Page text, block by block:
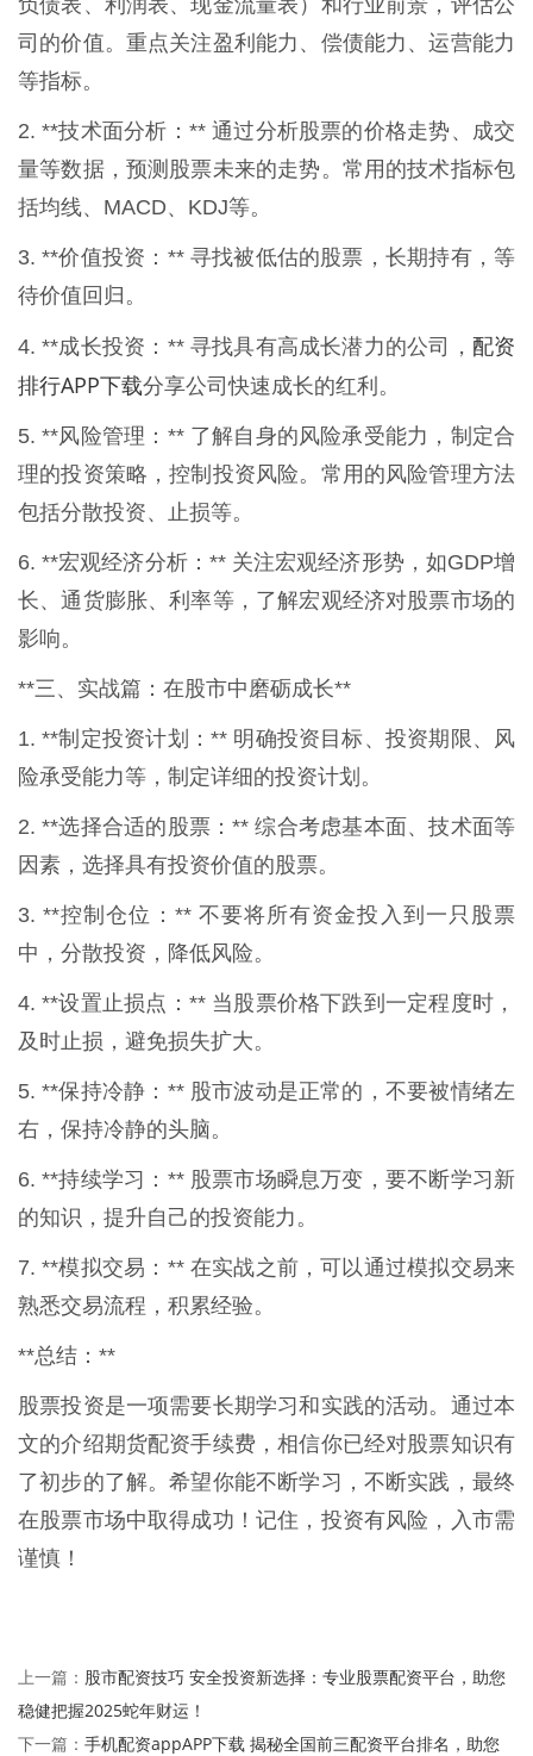
司的价值。重点关注盈利能力、偿债能力、运营能力
等指标。
2. **技术面分析：** 通过分析股票的价格走势、成交
量等数据，预测股票未来的走势。常用的技术指标包
括均线、MACD、KDJ等。
3. **价值投资：** 寻找被低估的股票，长期持有，等
待价值回归。
4. **成长投资：** 寻找具有高成长潜力的公司， 配资
排行APP下载分享公司快速成长的红利。
5. **风险管理：** 了解自身的风险承受能力，制定合
理的投资策略，控制投资风险。常用的风险管理方法
包括分散投资、止损等。
6. **宏观经济分析：** 关注宏观经济形势，如GDP增
长、通货膨胀、利率等，了解宏观经济对股票市场的
影响。
**三、实战篇：在股市中磨砺成长**
1. **制定投资计划：** 明确投资目标、投资期限、风
险承受能力等，制定详细的投资计划。
2. **选择合适的股票：** 综合考虑基本面、技术面等
因素，选择具有投资价值的股票。
3. **控制仓位：** 不要将所有资金投入到一只股票
中，分散投资，降低风险。
4. **设置止损点：** 当股票价格下跌到一定程度时，
及时止损，避免损失扩大。
5. **保持冷静：** 股市波动是正常的，不要被情绪左
右，保持冷静的头脑。
6. **持续学习：** 股票市场瞬息万变，要不断学习新
的知识，提升自己的投资能力。
7. **模拟交易：** 在实战之前，可以通过模拟交易来
熟悉交易流程，积累经验。
**总结：**
股票投资是一项需要长期学习和实践的活动。通过本
文的介绍期货配资手续费，相信你已经对股票知识有
了初步的了解。希望你能不断学习，不断实践，最终
在股票市场中取得成功！记住，投资有风险，入市需
谨慎！
上一篇： 股市配资技巧 安全投资新选择：专业股票配资平台，助您
稳健把握2025蛇年财运！
下一篇： 手机配资appAPP下载 揭秘全国前三配资平台排名，助您